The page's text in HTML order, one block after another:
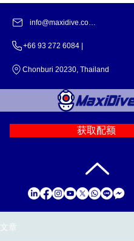
info@maxidive.com |
+66 93 272 6084 |
Chonburi 20230, Thailand
获取配额
文章